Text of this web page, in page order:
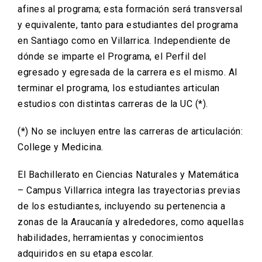
afines al programa; esta formación será transversal
y equivalente, tanto para estudiantes del programa
en Santiago como en Villarrica. Independiente de
dónde se imparte el Programa, el Perfil del
egresado y egresada de la carrera es el mismo. Al
terminar el programa, los estudiantes articulan
estudios con distintas carreras de la UC (*).
(*) No se incluyen entre las carreras de articulación:
College y Medicina.
El Bachillerato en Ciencias Naturales y Matemática
– Campus Villarrica integra las trayectorias previas
de los estudiantes, incluyendo su pertenencia a
zonas de la Araucanía y alrededores, como aquellas
habilidades, herramientas y conocimientos
adquiridos en su etapa escolar.